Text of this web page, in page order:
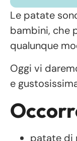
Le patate
bambini, che
qualunque
Oggi vi
e
patate di